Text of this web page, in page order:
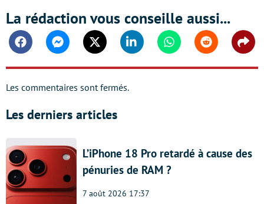
La rédaction vous conseille aussi...
FacebookMessengerTwitter Linkedin WhatsappReddit
Les commentaires sont fermés.
Les derniers articles
L’iPhone 18 Pro retardé à cause des
pénuries de RAM ?
7 août 2026 17:37